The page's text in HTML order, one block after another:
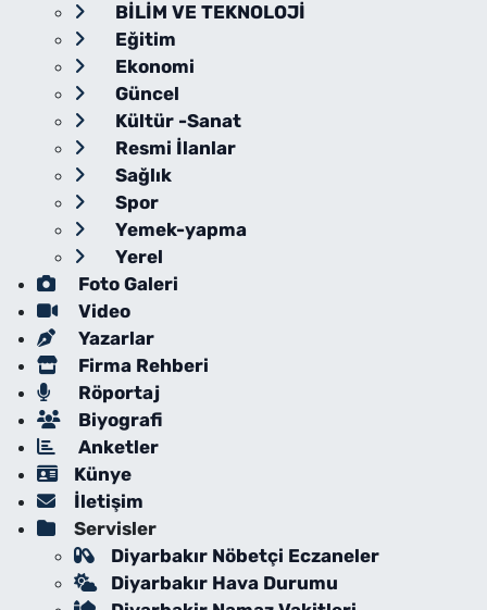
BİLİM VE TEKNOLOJİ
Eğitim
Ekonomi
Güncel
Kültür -Sanat
Resmi İlanlar
Sağlık
Spor
Yemek-yapma
Yerel
Foto Galeri
Video
Yazarlar
Firma Rehberi
Röportaj
Biyografi
Anketler
Künye
İletişim
Servisler
Diyarbakır Nöbetçi Eczaneler
Diyarbakır Hava Durumu